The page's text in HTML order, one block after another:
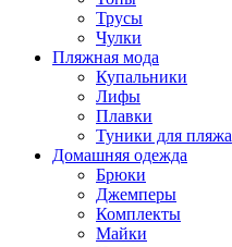
Трусы
Чулки
Пляжная мода
Купальники
Лифы
Плавки
Туники для пляжа
Домашняя одежда
Брюки
Джемперы
Комплекты
Майки